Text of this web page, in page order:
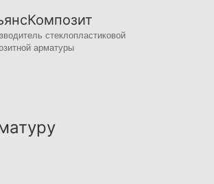
стеклопластиковой
арматуры